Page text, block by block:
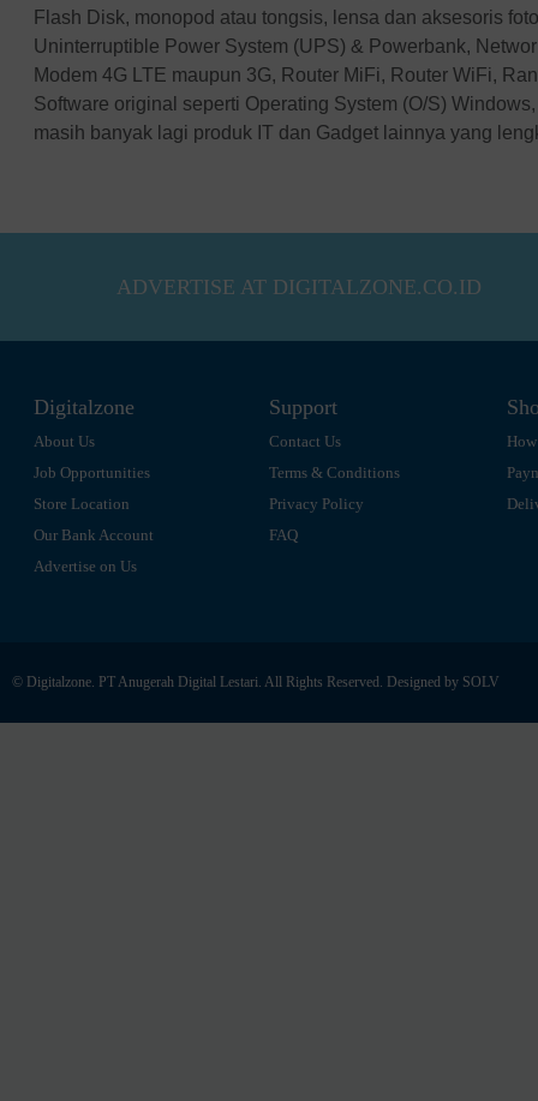
Flash Disk, monopod atau tongsis, lensa dan aksesoris
Uninterruptible Power System (UPS) & Powerbank,
Modem 4G LTE maupun 3G, Router MiFi, Router WiFi,
Software original seperti Operating System (O/S)
masih banyak lagi produk IT dan Gadget lainnya yang
ADVERTISE AT DIGITALZONE.CO.ID
Digitalzone
About Us
Job Opportunities
Store Location
Our Bank Account
Advertise on Us
Support
Contact Us
Terms & Conditions
Privacy Policy
FAQ
© Digitalzone. PT Anugerah Digital Lestari. All Rights Reserved. Designed by SOLV